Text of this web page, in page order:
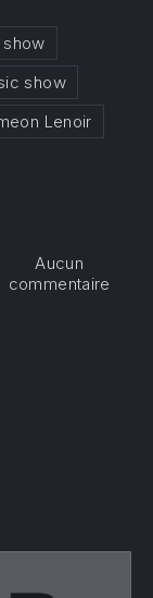
show
show
Lenoir
Aucun
commentaire